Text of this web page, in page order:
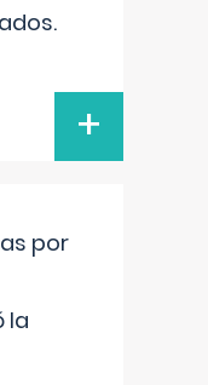
+
por
la